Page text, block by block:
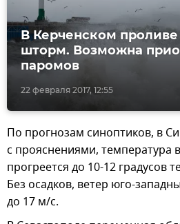
22 февраля 2017, 12:55
В Керченском
шторм. Возможна
паромов
По прогнозам синоптиков, в
с прояснениями, температура
прогреется до 10-12 градусов
Без осадков, ветер юго-
до 17 м/с.